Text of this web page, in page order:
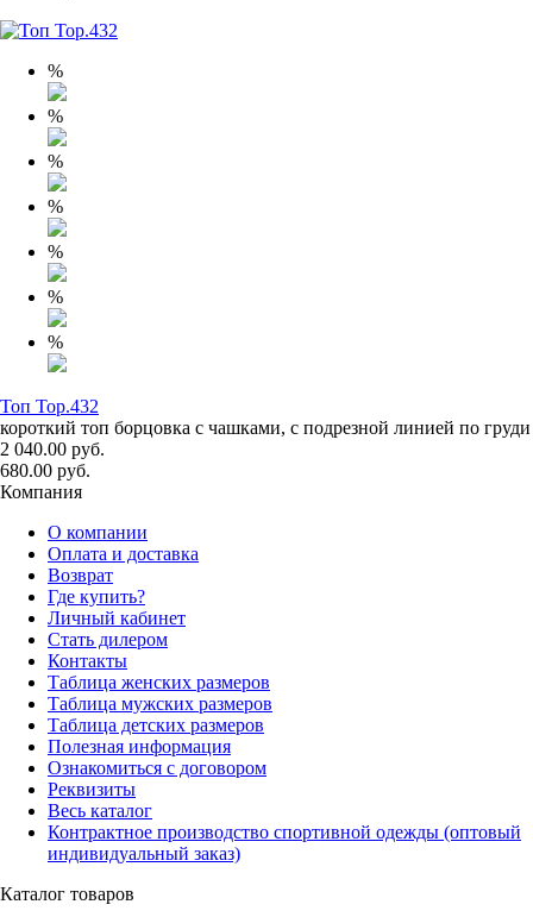
%
%
%
%
%
%
%
Топ Top.432
короткий топ борцовка с чашками, с подрезной линией по груди
2 040.00 руб.
680.00 руб.
Компания
О компании
Оплата и доставка
Возврат
Где купить?
Личный кабинет
Стать дилером
Контакты
Таблица женских размеров
Таблица мужских размеров
Таблица детских размеров
Полезная информация
Ознакомиться с договором
Реквизиты
Весь каталог
Контрактное производство спортивной одежды (оптовый
индивидуальный заказ)
Каталог товаров